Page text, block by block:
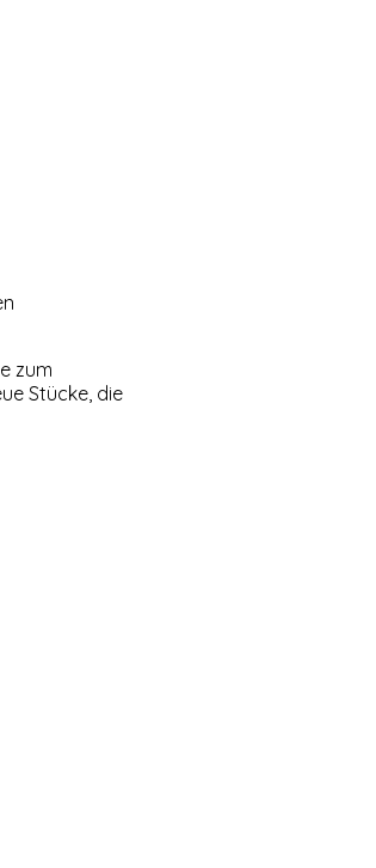
zum
Stücke, die